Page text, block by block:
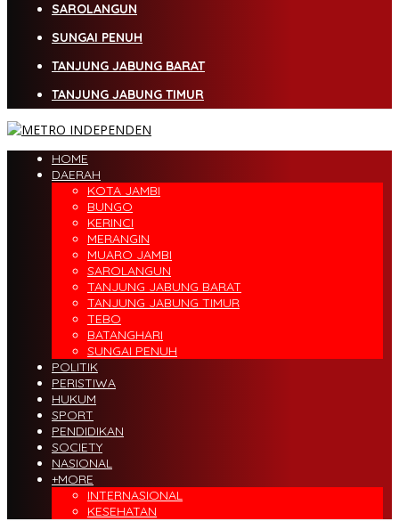
SAROLANGUN
SUNGAI PENUH
TANJUNG JABUNG BARAT
TANJUNG JABUNG TIMUR
HOME
DAERAH
KOTA JAMBI
BUNGO
KERINCI
MERANGIN
MUARO JAMBI
SAROLANGUN
TANJUNG JABUNG BARAT
TANJUNG JABUNG TIMUR
TEBO
BATANGHARI
SUNGAI PENUH
POLITIK
PERISTIWA
HUKUM
SPORT
PENDIDIKAN
SOCIETY
NASIONAL
+MORE
INTERNASIONAL
KESEHATAN